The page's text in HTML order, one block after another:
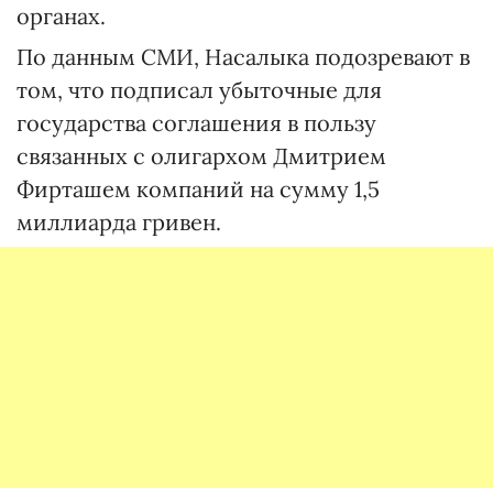
органах.
По данным СМИ, Насалыка подозревают в
том, что подписал убыточные для
государства соглашения в пользу
связанных с олигархом Дмитрием
Фирташем компаний на сумму 1,5
миллиарда гривен.